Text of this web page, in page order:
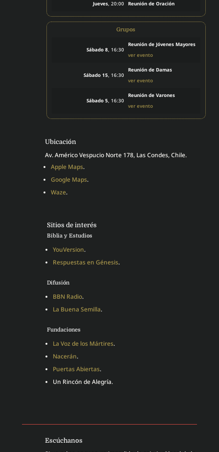
Jueves, 20:00 Reunión de Oración
Grupos
Sábado 8, 16:30
Reunión de Jóvenes Mayores
ver evento
Sábado 15, 16:30
Reunión de Damas
ver evento
Sábado 5, 16:30
Reunión de Varones
ver evento
Ubicación
Av. Américo Vespucio Norte 178, Las Condes, Chile.
Apple Maps.
Google Maps.
Waze.
Sitios de interés
Biblia y Estudios
YouVersion.
Respuestas en Génesis.
Difusión
BBN Radio.
La Buena Semilla.
Fundaciones
La Voz de los Mártires.
Nacerán.
Puertas Abiertas.
Un Rincón de Alegría.
Escúchanos